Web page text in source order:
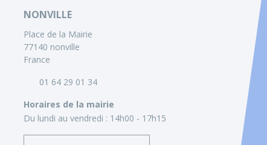
NONVILLE
Place de la Mairie
77140 nonville
France
01 64 29 01 34
Horaires de la mairie
Du lundi au vendredi : 14h00 - 17h15